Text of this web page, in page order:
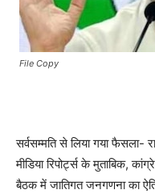
File Copy
सर्वसम्मति से लिया गया फैसला-
मीडिया रिपोर्ट्स के मुताबिक,
बैठक में जातिगत जनगणना का